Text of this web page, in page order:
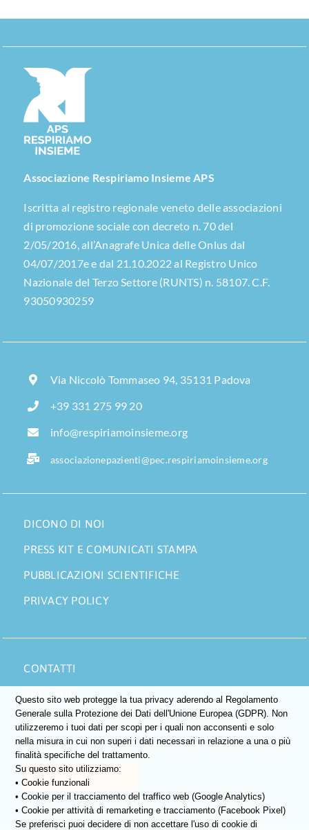
Associazione Respiriamo Insieme APS
Iscritta al registro regionale veneto delle associazioni
di promozione sociale con decreto n. 70 del
2/05/2016, all’Anagrafe Unica delle Onlus dal
04/07/2017e e dal 21.10.2022 al Registro Unico
Nazionale del Terzo Settore (RUNTS) n. 58107. C.F.
93050930259
Via Niccolò Tommaseo 94, 35131 Padova
+39 331 275 99 20
info@respiriamoinsieme.org
associazionepazienti@pec.respiriamoinsieme.org
DICONO DI NOI
PRESS KIT E COMUNICATI STAMPA
PUBBLICAZIONI SCIENTIFICHE
PRIVACY POLICY
CONTATTI
AREA SOCI
DONA ORA
5×1000
Questo sito web protegge la tua privacy aderendo al Regolamento
Generale sulla Protezione dei Dati dell'Unione Europea (GDPR). Non
utilizzeremo i tuoi dati per scopi per i quali non acconsenti e solo
nella misura in cui non superi i dati necessari in relazione a una o più
finalità specifiche del trattamento.
Su questo sito utilizziamo:
• Cookie funzionali
• Cookie per il tracciamento del traffico web (Google Analytics)
• Cookie per attività di remarketing e tracciamento (Facebook Pixel)
Se preferisci puoi decidere di non accettare l'uso di cookie di